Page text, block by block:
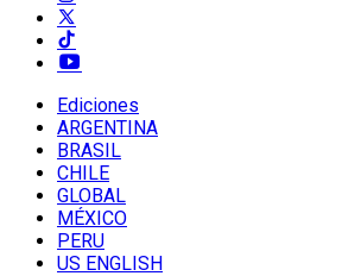
Ediciones
ARGENTINA
BRASIL
CHILE
GLOBAL
MÉXICO
PERU
US ENGLISH